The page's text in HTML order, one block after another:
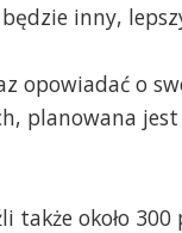
inny,
opowiadać o
planowana
także około